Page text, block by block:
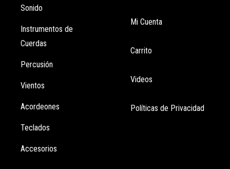
Sonido
Instrumentos de
Cuerdas
Percusión
Vientos
Acordeones
Teclados
Accesorios
Mi Cuenta
Carrito
Videos
Políticas de Privacidad